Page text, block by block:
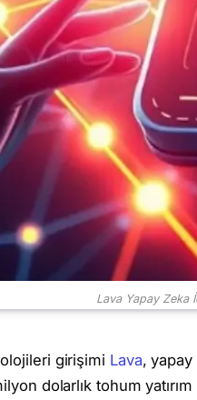
Lava Yapay Zeka
girişimi Lava, yapay
dolarlık tohum yatırım